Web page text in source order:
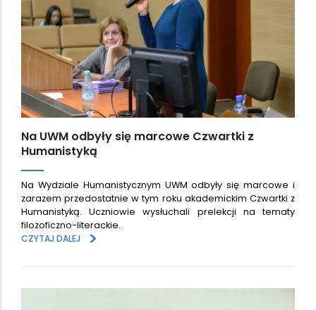
Na UWM odbyły się marcowe Czwartki z
Humanistyką
Na Wydziale Humanistycznym UWM odbyły się marcowe i
zarazem przedostatnie w tym roku akademickim Czwartki z
Humanistyką. Uczniowie wysłuchali prelekcji na tematy
filozoficzno-literackie.
CZYTAJ DALEJ
>